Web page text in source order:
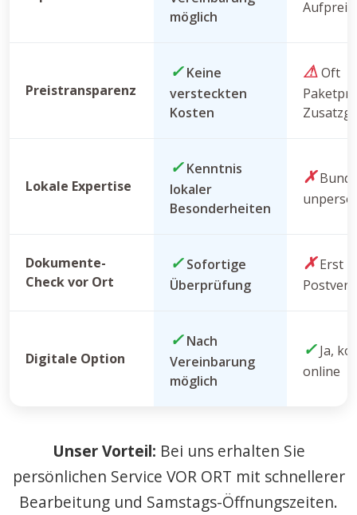
möglich
Preistransparenz
✓Keine
versteckten
Kosten
⚠Oft
Lokale Expertise
✓Kenntnis
lokaler
Besonderheiten
✗
Dokumente-
Check vor Ort
✓Sofortige
Überprüfung
✗Erst
Digitale Option
✓Nach
Vereinbarung
möglich
✓Ja,
online
Unser Vorteil: Bei uns erhalten Sie
persönlichen Service VOR ORT mit schnellerer
Bearbeitung und Samstags-Öffnungszeiten.